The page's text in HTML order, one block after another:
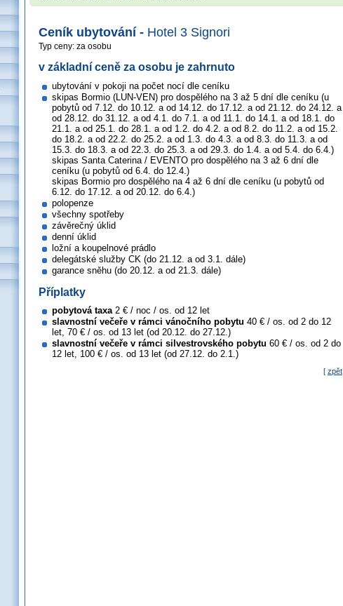
Ceník ubytování - Hotel 3 Signori
Typ ceny: za osobu
v základní ceně za osobu je zahrnuto
ubytování v pokoji na počet nocí dle ceníku
skipas Bormio (LUN-VEN) pro dospělého na 3 až 5 dní dle ceníku (u
pobytů od 7.12. do 10.12. a od 14.12. do 17.12. a od 21.12. do 24.12. a
od 28.12. do 31.12. a od 4.1. do 7.1. a od 11.1. do 14.1. a od 18.1. do
21.1. a od 25.1. do 28.1. a od 1.2. do 4.2. a od 8.2. do 11.2. a od 15.2.
do 18.2. a od 22.2. do 25.2. a od 1.3. do 4.3. a od 8.3. do 11.3. a od
15.3. do 18.3. a od 22.3. do 25.3. a od 29.3. do 1.4. a od 5.4. do 6.4.)
skipas Santa Caterina / EVENTO pro dospělého na 3 až 6 dní dle
ceníku (u pobytů od 6.4. do 12.4.)
skipas Bormio pro dospělého na 4 až 6 dní dle ceníku (u pobytů od
6.12. do 17.12. a od 20.12. do 6.4.)
polopenze
všechny spotřeby
závěrečný úklid
denní úklid
ložní a koupelnové prádlo
delegátské služby CK (do 21.12. a od 3.1. dále)
garance sněhu (do 20.12. a od 21.3. dále)
Příplatky
pobytová taxa2 € / noc / os. od 12 let
slavnostní večeře v rámci vánočního pobytu 40 € / os. od 2 do 12
let, 70 € / os. od 13 let (od 20.12. do 27.12.)
slavnostní večeře v rámci silvestrovského pobytu 60 € / os. od 2 do
12 let, 100 € / os. od 13 let (od 27.12. do 2.1.)
[ zpět